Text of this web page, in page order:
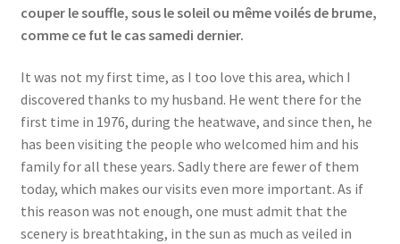
couper le souffle, sous le soleil ou même voilés de brume,
comme ce fut le cas samedi dernier.
It was not my first time, as I too love this area, which I
discovered thanks to my husband. He went there for the
first time in 1976, during the heatwave, and since then, he
has been visiting the people who welcomed him and his
family for all these years. Sadly there are fewer of them
today, which makes our visits even more important. As if
this reason was not enough, one must admit that the
scenery is breathtaking, in the sun as much as veiled in